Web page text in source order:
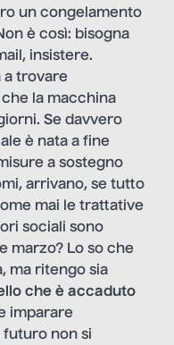
un congelamento
è così: bisogna
insistere.
a trovare
la macchina
Se davvero
è nata a fine
a sostegno
arrivano, se tutto
mai le trattative
sociali sono
marzo? Lo so che
ma ritengo sia
che è accaduto
imparare
futuro non si